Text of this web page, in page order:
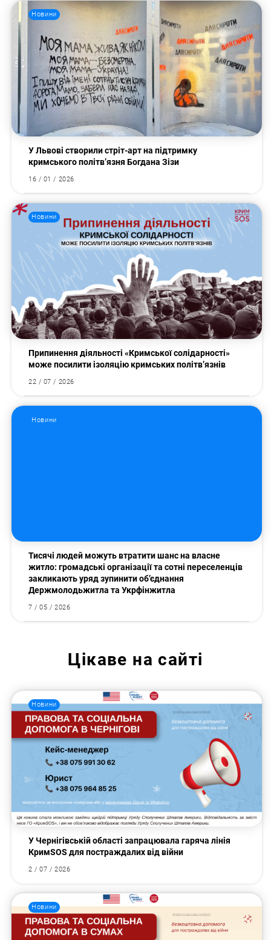
Пошук за запитом:
Новини
У Львові створили стріт-арт на підтримку
кримського політв’язня Богдана Зізи
16 / 01 / 2026
Новини
Припинення діяльності «Кримської солідарності»
може посилити ізоляцію кримських політв’язнів
22 / 07 / 2026
Новини
Тисячі людей можуть втратити шанс на власне
житло: громадські організації та сотні переселенців
закликають уряд зупинити об’єднання
Держмолодьжитла та Укрфінжитла
7 / 05 / 2026
Цікаве на сайті
Новини
У Чернігівській області запрацювала гаряча лінія
КримSOS для постраждалих від війни
2 / 07 / 2026
Новини